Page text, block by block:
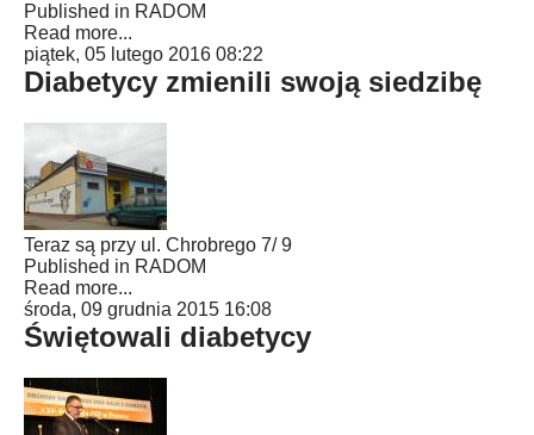
Published in RADOM
Read more...
piątek, 05 lutego 2016 08:22
Diabetycy zmienili swoją siedzibę
Teraz są przy ul. Chrobrego 7/ 9
Published in RADOM
Read more...
środa, 09 grudnia 2015 16:08
Świętowali diabetycy